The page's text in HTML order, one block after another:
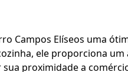
Campos Elíseos uma
ele proporciona
sua proximidade a